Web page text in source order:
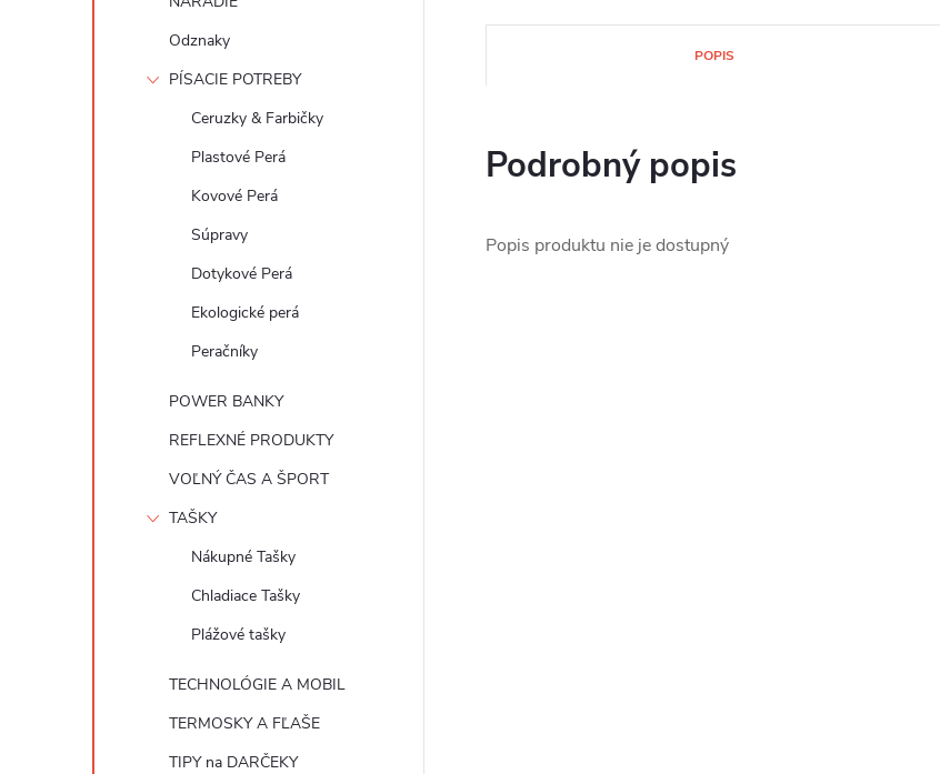
Odznaky
PÍSACIE POTREBY
Ceruzky & Farbičky
Plastové Perá
Kovové Perá
Súpravy
Dotykové Perá
Ekologické perá
Peračníky
POWER BANKY
REFLEXNÉ PRODUKTY
VOĽNÝ ČAS A ŠPORT
TAŠKY
Nákupné Tašky
Chladiace Tašky
Plážové tašky
TECHNOLÓGIE A MOBIL
TERMOSKY A FĽAŠE
TIPY na DARČEKY
POPIS
Podrobný popis
Popis produktu nie je dostupný